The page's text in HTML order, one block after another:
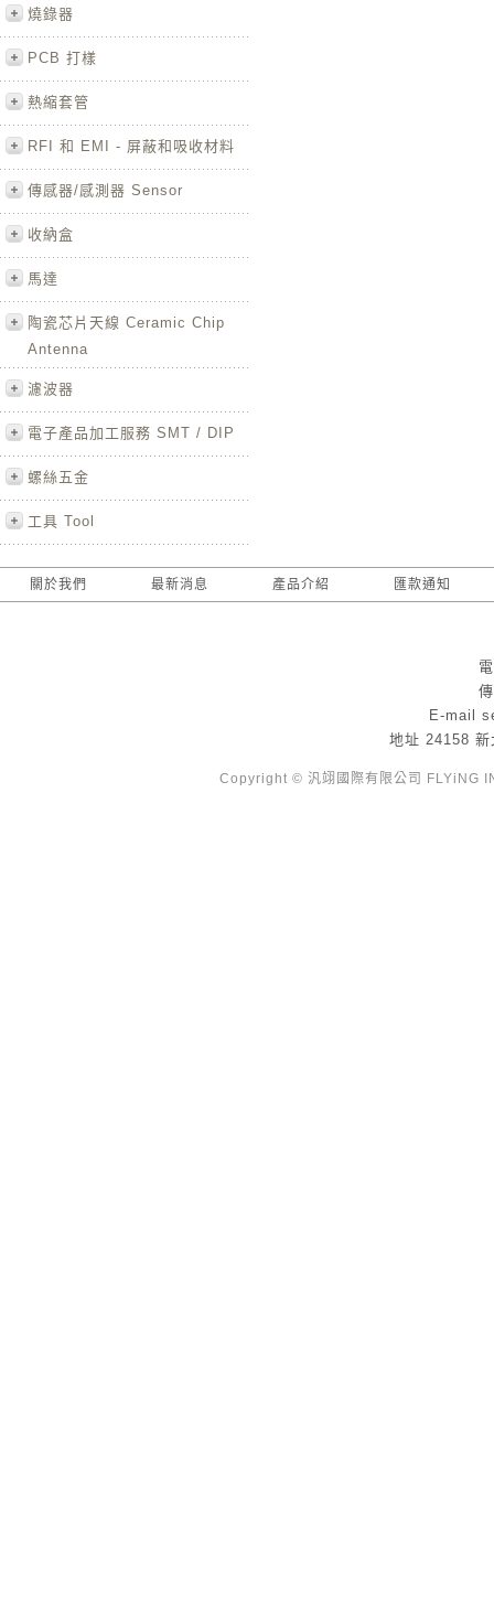
燒錄器
PCB 打樣
熱縮套管
RFI 和 EMI - 屏蔽和吸收材料
傳感器/感測器 Sensor
收納盒
馬達
陶瓷芯片天線 Ceramic Chip
Antenna
濾波器
電子產品加工服務 SMT / DIP
螺絲五金
工具 Tool
關於我們 最新消息 產品介紹 匯款通知
E-mail
地址 24158 新
Copyright © 汎翊國際有限公司 FLYiNG